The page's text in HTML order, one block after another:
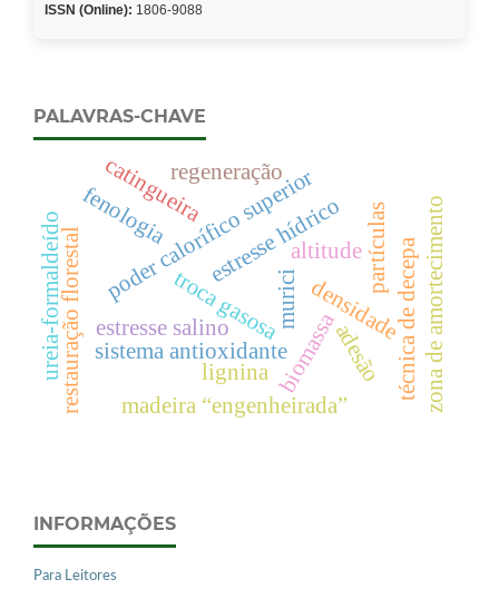
ISSN (Online): 1806-9088
PALAVRAS-CHAVE
biomassadensidade
sistema antioxidante
troca gasosa técnica de decepa
lignina
poder calorífico superior
estresse salino
catingueira
estresse hídrico
altitude
restauração florestal zona de amortecimento
fenologia
murici
madeira “engenheirada”
adesão
regeneração
ureia-formaldeído partículas
INFORMAÇÕES
Para Leitores